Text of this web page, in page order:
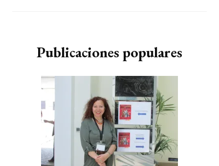
Publicaciones populares